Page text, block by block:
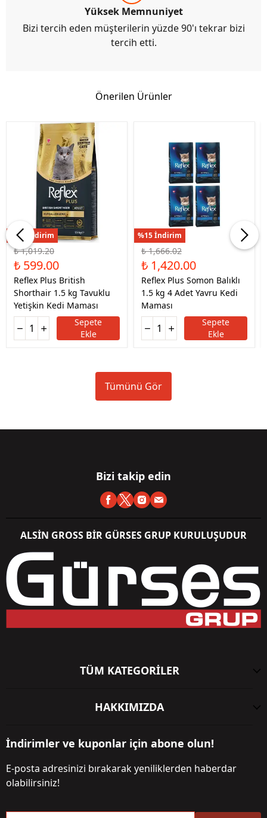
Yüksek Memnuniyet
Bizi tercih eden müşterilerin yüzde 90'ı tekrar bizi
tercih etti.
Önerilen Ürünler
%41 İndirim
₺ 1,019.20
₺ 599.00
Reflex Plus British
Shorthair 1.5 kg Tavuklu
Yetişkin Kedi Maması
Sepete
Ekle
%15 İndirim
₺ 1,666.02
₺ 1,420.00
Reflex Plus Somon Balıklı
1.5 kg 4 Adet Yavru Kedi
Maması
Sepete
Ekle
Tümünü Gör
Bizi takip edin
ALSİN GROSS BİR GÜRSES GRUP KURULUŞUDUR
TÜM KATEGORİLER
HAKKIMIZDA
İndirimler ve kuponlar için abone olun!
E-posta adresinizi bırakarak yeniliklerden haberdar
olabilirsiniz!